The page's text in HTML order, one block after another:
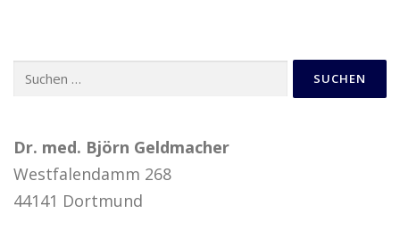
Suchen
Dr. med. Björn Geldmacher
Westfalendamm 268
44141 Dortmund